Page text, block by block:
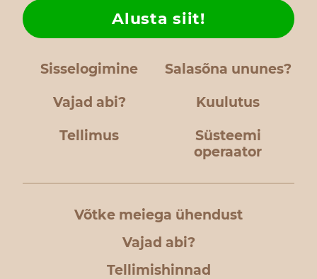
Sisselogimine Salasõna ununes?
Vajad abi?
Alusta siit!
Kuulutus
Tellimus
Süsteemi
operaator
Võtke meiega ühendust
Vajad abi?
Tellimishinnad